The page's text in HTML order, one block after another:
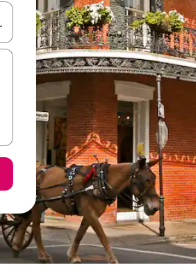
las teclas de flecha hacia arriba y hacia